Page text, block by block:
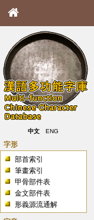
中文 ENG
字形
部首索引
筆畫索引
甲骨部件表
金文部件表
形義源流通解